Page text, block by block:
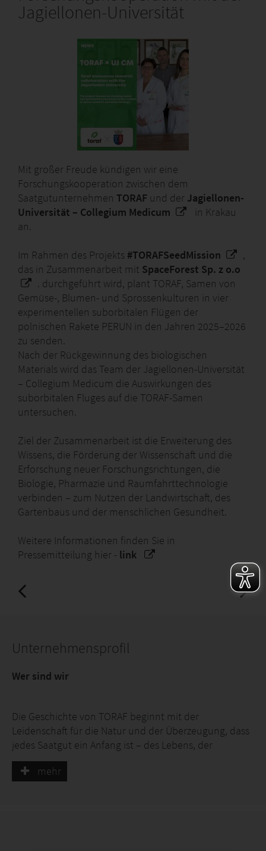
Jagiellonen-Universität
Mit großer Freude kündigen wir eine
Forschungskooperation zwischen dem
Saatgutunternehmen TORAF und der Jagiellonen-
Universität – Collegium Medicum
in Krakau
an.
Im Rahmen des Projekts #TORAFSeedMission
,
das in Zusammenarbeit mit SpaceForest Sp. z o.o
. durchgeführt wird, plant TORAF, Samen von
Gemüse-, Blumen- und Sprossenkulturen in vier
experimentellen suborbitalen Flügen der
polnischen Rakete PERUN in den Jahren 2025–2026
zu senden.
Nach der Rückgewinnung des biologischen
Materials wird das Team der Jagiellonen-Universität
– Collegium Medicum die Auswirkungen des
suborbitalen Fluges auf die TORAF-Samen
untersuchen.
Ziel der Zusammenarbeit ist die Erweiterung des
Wissens, die Förderung der Wissenschaft und die
Erforschung neuer Forschungsrichtungen, die
Biologie, Pharmazie und Raumfahrttechnologie
verbinden – zum Nutzen der Landwirtschaft, des
Gartenbaus und der menschlichen Gesundheit.
Weitere Informationen finden Sie in
Pressemitteilung hier - link
Unternehmensprofil
Wer sind wir
Die Geschichte von TORAF beginnt mit der
Leidenschaft für die Natur und der Überzeugung, dass
jedes Saatgut ein Anfang ist – des Lebens, der
Erfahrung und der Verantwortung.
Unsere Wurzeln reichen bis ins Jahr 1961 zurück, als
mehr